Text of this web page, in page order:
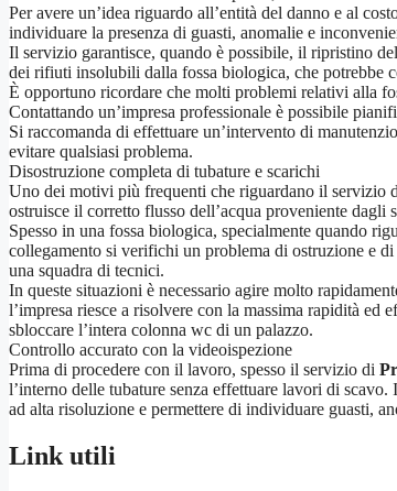
Per avere un’idea riguardo all’entità del danno e al
individuare la presenza di guasti, anomalie e
Il servizio garantisce, quando è possibile, il ripristino
dei rifiuti insolubili dalla fossa biologica, che potrebbe
È opportuno ricordare che molti problemi relativi alla
Contattando un’impresa professionale è possibile
Si raccomanda di effettuare un’intervento di
evitare qualsiasi problema.
Disostruzione completa di tubature e scarichi
Uno dei motivi più frequenti che riguardano il servizio
ostruisce il corretto flusso dell’acqua proveniente dagli
Spesso in una fossa biologica, specialmente quando
collegamento si verifichi un problema di ostruzione e
una squadra di tecnici.
In queste situazioni è necessario agire molto
l’impresa riesce a risolvere con la massima rapidità
sbloccare l’intera colonna wc di un palazzo.
Controllo accurato con la videoispezione
Prima di procedere con il lavoro, spesso il servizio di
l’interno delle tubature senza effettuare lavori di
ad alta risoluzione e permettere di individuare guasti,
Link utili